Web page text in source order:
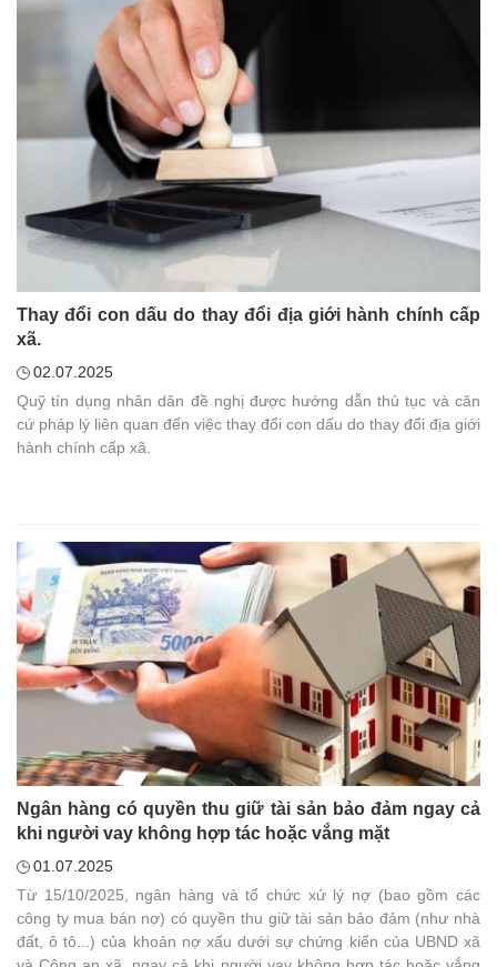
Thay đổi con dấu do thay đổi địa giới hành chính cấp
xã.
02.07.2025
Quỹ tín dụng nhân dân đề nghị được hướng dẫn thủ tục và căn
cứ pháp lý liên quan đến việc thay đổi con dấu do thay đổi địa giới
hành chính cấp xã.
Ngân hàng có quyền thu giữ tài sản bảo đảm ngay cả
khi người vay không hợp tác hoặc vắng mặt
01.07.2025
Từ 15/10/2025, ngân hàng và tổ chức xử lý nợ (bao gồm các
công ty mua bán nợ) có quyền thu giữ tài sản bảo đảm (như nhà
đất, ô tô...) của khoản nợ xấu dưới sự chứng kiến của UBND xã